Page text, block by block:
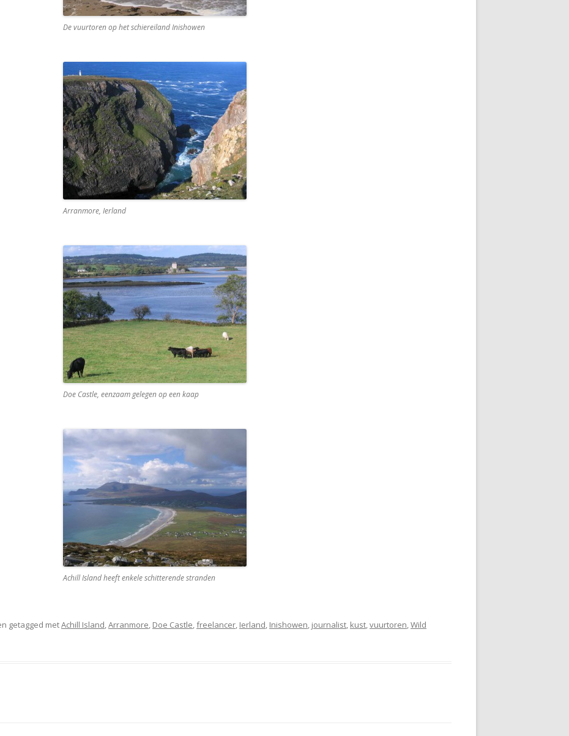
De vuurtoren op het schiereiland Inishowen
Arranmore, Ierland
Doe Castle, eenzaam gelegen op een kaap
Achill Island heeft enkele schitterende stranden
getagged metAchill Island,Arranmore, Doe Castle,freelancer, Ierland, Inishowen, journalist, kust,vuurtoren,Wild